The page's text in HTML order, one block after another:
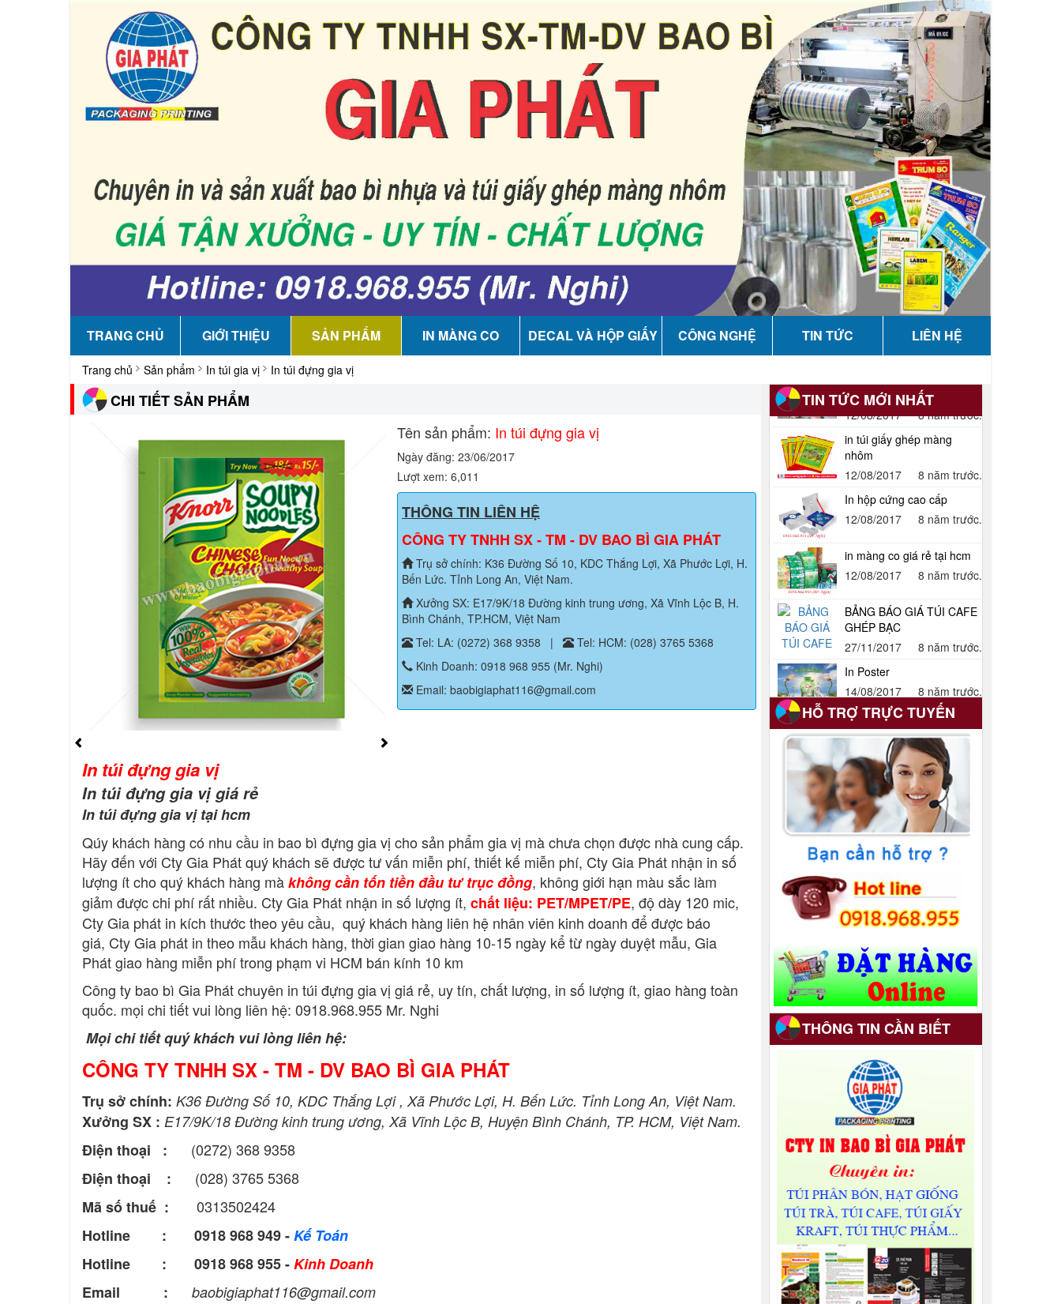
TRANG CHỦ GIỚI THIỆU SẢN PHẨM IN MÀNG CO DECAL VÀ HỘP GIẤY CÔNG NGHỆ TIN TỨC LIÊN HỆ
Trang chủ Sản phẩm In túi gia vị In túi đựng gia vị
CHI TIẾT SẢN PHẨM
Tên sản phẩm: In túi đựng gia vị
Ngày đăng: 23/06/2017
Lượt xem: 6,011
THÔNG TIN LIÊN HỆ
CÔNG TY TNHH SX - TM - DV BAO BÌ GIA PHÁT
Trụ sở chính: K36 Đường Số 10, KDC Thắng Lợi, Xã Phước Lợi, H.
Bến Lức. Tỉnh Long An, Việt Nam.
Xưởng SX: E17/9K/18 Đường kinh trung ương, Xã Vĩnh Lộc B, H.
Bình Chánh, TP.HCM, Việt Nam
Tel: LA: (0272) 368 9358 |
Tel: HCM: (028) 3765 5368
Kinh Doanh: 0918 968 955 (Mr. Nghi)
Email: baobigiaphat116@gmail.com
In túi đựng gia vị
In túi đựng gia vị giá rẻ
In túi đựng gia vị tại hcm
Qúy khách hàng có nhu cầu in bao bì đựng gia vị cho sản phẩm gia vị mà chưa chọn được nhà cung cấp.
Hãy đến với Cty Gia Phát quý khách sẽ được tư vấn miễn phí, thiết kế miễn phí, Cty Gia Phát nhận in số
lượng ít cho quý khách hàng màkhông cần tốn tiền đầu tư trục đồng, không giới hạn màu sắc làm
giảm được chi phí rất nhiều. Cty Gia Phát nhận in số lượng ít, chất liệu: PET/MPET/PE, độ dày 120 mic,
Cty Gia phát in kích thước theo yêu cầu, quý khách hàng liên hệ nhân viên kinh doanh để được báo
giá, Cty Gia phát in theo mẫu khách hàng, thời gian giao hàng 10-15 ngày kể từ ngày duyệt mẫu, Gia
Phát giao hàng miễn phí trong phạm vi HCM bán kính 10 km
Công ty bao bì Gia Phát chuyên in túi đựng gia vị giá rẻ, uy tín, chất lượng, in số lượng ít, giao hàng toàn
quốc. mọi chi tiết vui lòng liên hệ: 0918.968.955 Mr. Nghi
Mọi chi tiết quý khách vui lòng liên hệ:
CÔNG TY TNHH SX - TM - DV BAO BÌ GIA PHÁT
Trụ sở chính: K36 Đường Số 10, KDC Thắng Lợi , Xã Phước Lợi, H. Bến Lức. Tỉnh Long An, Việt Nam.
Xưởng SX : E17/9K/18 Đường kinh trung ương, Xã Vĩnh Lộc B, Huyện Bình Chánh, TP. HCM, Việt Nam.
Điện thoại : (0272) 368 9358
Điện thoại : (028) 3765 5368
Mã số thuế : 0313502424
Hotline : 0918 968 949 -Kế Toán
Hotline : 0918 968 955 -Kinh Doanh
Email :
baobigiaphat116@gmail.com
TIN TỨC MỚI NHẤT
in túi giấy ghép màng
nhôm
12/08/2017
In hộp cứng cao cấp
12/08/2017
8 năm trước.
in màng co giá rẻ tại hcm
12/08/2017
8 năm trước.
BẢNG BÁO GIÁ TÚI CAFE
GHÉP BẠC
27/11/2017
In Poster
14/08/2017
Gia công thành phẩm sau
in
12/08/2017
8 năm trước.
HỖ TRỢ TRỰC TUYẾN
THÔNG TIN CẦN BIẾT